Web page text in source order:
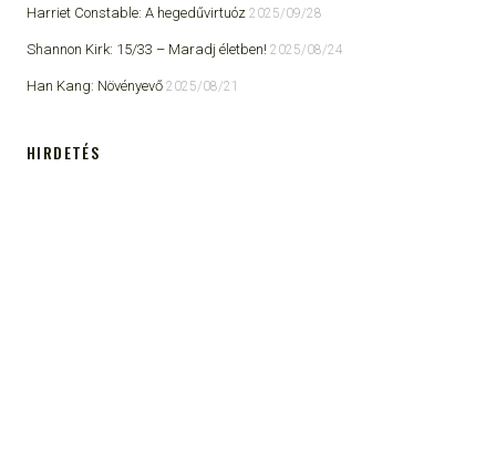
Harriet Constable: A hegedűvirtuóz 2025/09/28
Shannon Kirk: 15/33 ​– Maradj életben! 2025/08/24
Han Kang: Növényevő 2025/08/21
HIRDETÉS